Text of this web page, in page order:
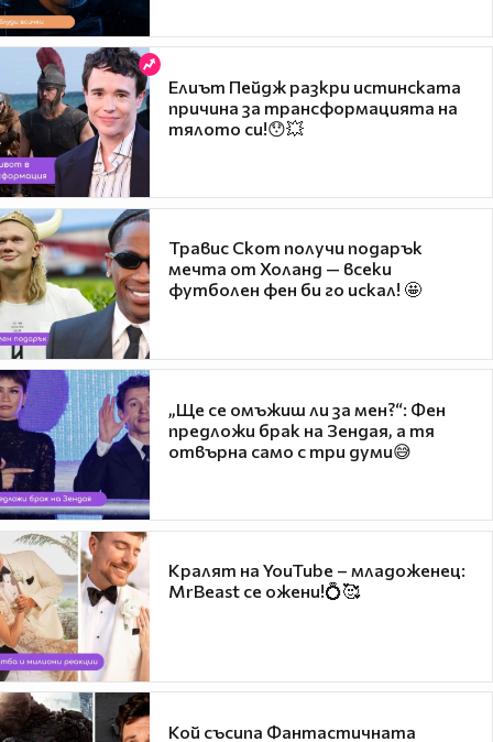
Елиът Пейдж разкри истинската
причина за трансформацията на
тялото си!😯💥
Травис Скот получи подарък
мечта от Холанд — всеки
футболен фен би го искал! 🤩
„Ще се омъжиш ли за мен?“: Фен
предложи брак на Зендая, а тя
отвърна само с три думи😅
Кралят на YouTube – младоженец:
MrBeast се ожени!💍🥰
Кой съсипа Фантастичната